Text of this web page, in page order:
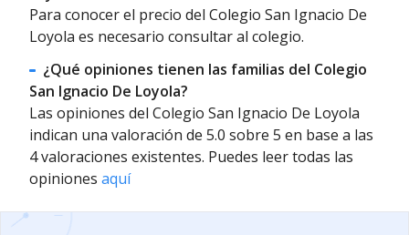
Para conocer el precio del Colegio San Ignacio De
Loyola es necesario consultar al colegio.
¿Qué opiniones tienen las familias del Colegio
San Ignacio De Loyola?
Las opiniones del Colegio San Ignacio De Loyola
indican una valoración de 5.0 sobre 5 en base a las
4 valoraciones existentes. Puedes leer todas las
opiniones aquí